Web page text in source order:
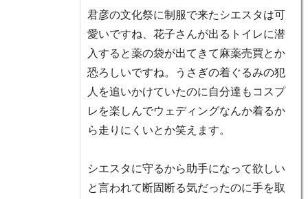
君彦の文化祭に制服で来たシエスタは可
愛いですね、花子さんが出るトイレに潜
入すると薬の袋が出てきて麻薬売買とか
恐ろしいですね。うさぎの着ぐるみの犯
人を追いかけていたのに自分達もコスプ
レを楽しんでウェディングなんか着るか
ら走りにくいとか笑えます。
シエスタに守るから助手になって欲しい
と言われて断固断る気だったのに手を取